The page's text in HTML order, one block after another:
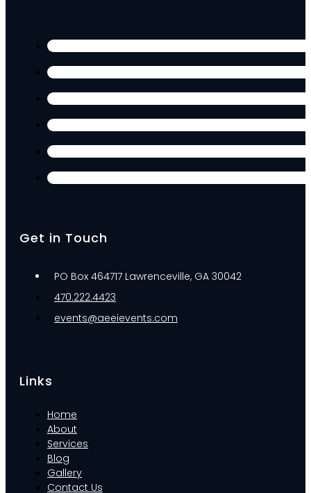
Get in Touch
PO Box 464717 Lawrenceville, GA 30042
470.222.4423
events@aeeievents.com
Links
Home
About
Services
Blog
Gallery
Contact Us